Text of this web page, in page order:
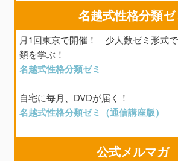
名越式性格分類ゼ
月1回東京で開催！ 少人数ゼミ形式
類を学ぶ！
名越式性格分類ゼミ
自宅に毎月、DVDが届く！
名越式性格分類ゼミ（通信講座版）
公式メルマガ